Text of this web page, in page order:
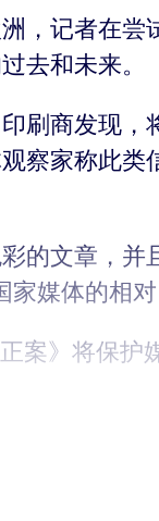
，记者在尝
去和未来。
刷商发现，
察家称此类
的文章，并
媒体的相对
案》将保护